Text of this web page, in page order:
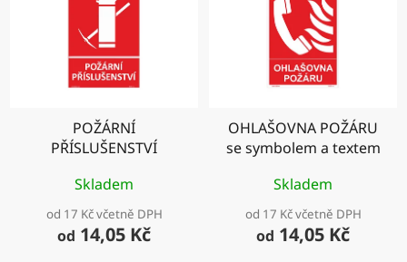
POŽÁRNÍ
PŘÍSLUŠENSTVÍ
Skladem
od 17 Kč včetně DPH
od 14,05 Kč
OHLAŠOVNA POŽÁRU
se symbolem a textem
Skladem
od 17 Kč včetně DPH
od 14,05 Kč